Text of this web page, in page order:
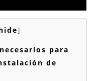
]
para
de